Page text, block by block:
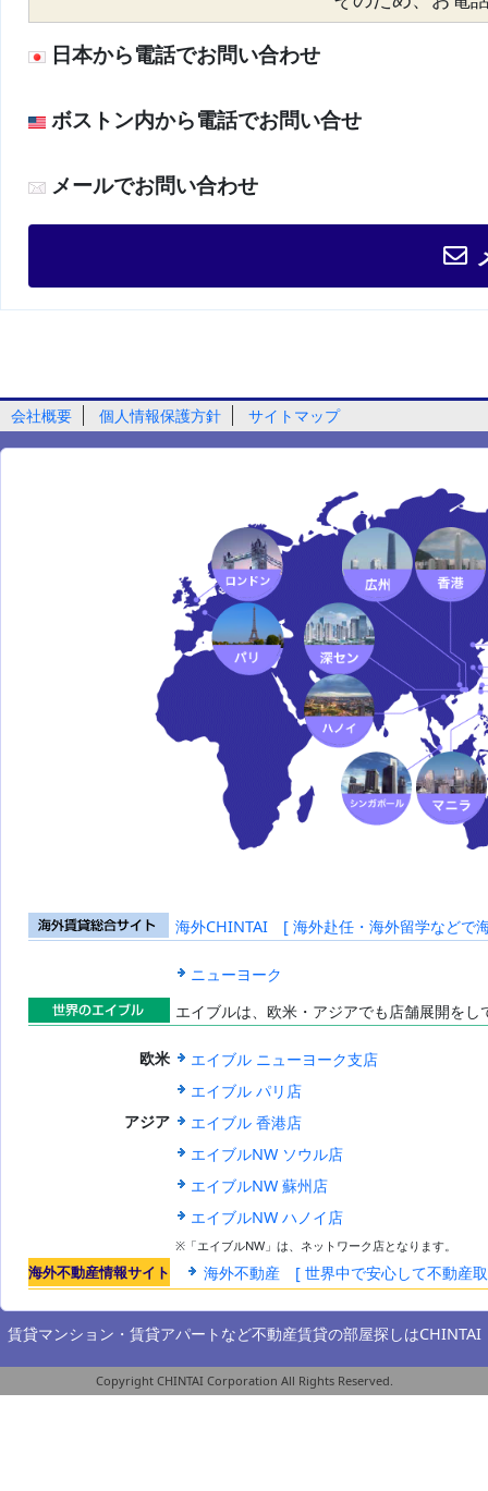
日本から電話でお問い合わせ
ボストン内から電話でお問い合せ
メールでお問い合わせ
会社概要 個人情報保護方針 サイトマップ
海外賃貸総合
海外CHINTAI [ 海外赴任・海外留学などで
ニューヨーク
世界のエイブ
エイブルは、欧米・アジアでも店舗展開を
欧米
エイブル ニューヨーク支店
エイブル パリ店
アジア
エイブル 香港店
エイブルNW ソウル店
エイブルNW 蘇州店
エイブルNW ハノイ店
※「エイブルNW」は、ネットワーク店となります。
海外不動産情報サイト 海外不動産 [ 世界中で安心して不動産
賃貸マンション・賃貸アパートなど不動産賃貸の部屋探しはCHINTAI
Copyright CHINTAI Corporation All Rights Reserved.